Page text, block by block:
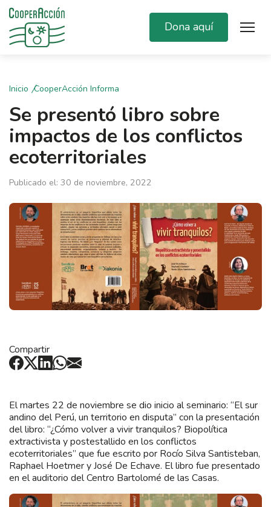
Dona aquí
Inicio CooperAcción Informa
Se presentó libro sobre
impactos de los conflictos
ecoterritoriales
Publicado el: 30 de noviembre, 2022
Compartir
El martes 22 de noviembre se dio inicio al seminario: “El sur
andino del Perú, un territorio en disputa” con la presentación
del libro: “¿Cómo volver a vivir tranquilos? Biopolítica
extractivista y postestallido en los conflictos
ecoterritoriales” que fue escrito por Rocío Silva Santisteban,
Raphael Hoetmer y José De Echave. El libro fue presentado
en el auditorio del Centro Bartolomé de las Casas.